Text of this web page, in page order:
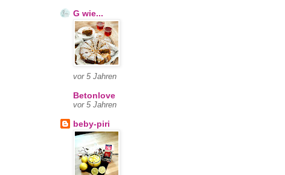
G wie...
vor 5 Jahren
Betonlove
vor 5 Jahren
beby-piri